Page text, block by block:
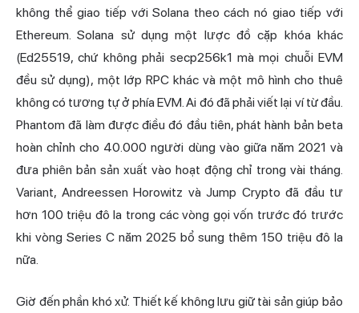
không thể giao tiếp với Solana theo cách nó giao tiếp với
Ethereum. Solana sử dụng một lược đồ cặp khóa khác
(Ed25519, chứ không phải secp256k1 mà mọi chuỗi EVM
đều sử dụng), một lớp RPC khác và một mô hình cho thuê
không có tương tự ở phía EVM. Ai đó đã phải viết lại ví từ đầu.
Phantom đã làm được điều đó đầu tiên, phát hành bản beta
hoàn chỉnh cho 40.000 người dùng vào giữa năm 2021 và
đưa phiên bản sản xuất vào hoạt động chỉ trong vài tháng.
Variant, Andreessen Horowitz và Jump Crypto đã đầu tư
hơn 100 triệu đô la trong các vòng gọi vốn trước đó trước
khi vòng Series C năm 2025 bổ sung thêm 150 triệu đô la
nữa.
Giờ đến phần khó xử. Thiết kế không lưu giữ tài sản giúp bảo